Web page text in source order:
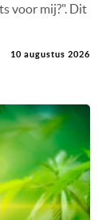
voor mij?". Dit
10 augustus 2026